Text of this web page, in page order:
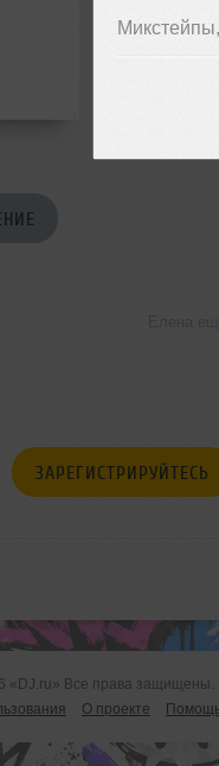
ЗАРЕГИСТРИРУЙТЕСЬ
«DJ.ru» Все права защищены.
О проекте